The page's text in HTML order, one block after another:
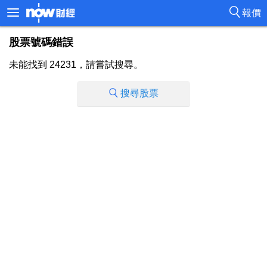
報價
股票號碼錯誤
未能找到 24231，請嘗試搜尋。
搜尋股票